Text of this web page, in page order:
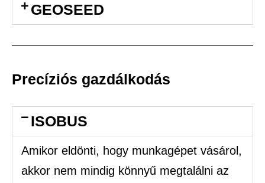
GEOSEED
Precíziós gazdálkodás
ISOBUS
Amikor eldönti, hogy munkagépet vásárol,
akkor nem mindig könnyű megtalálni az